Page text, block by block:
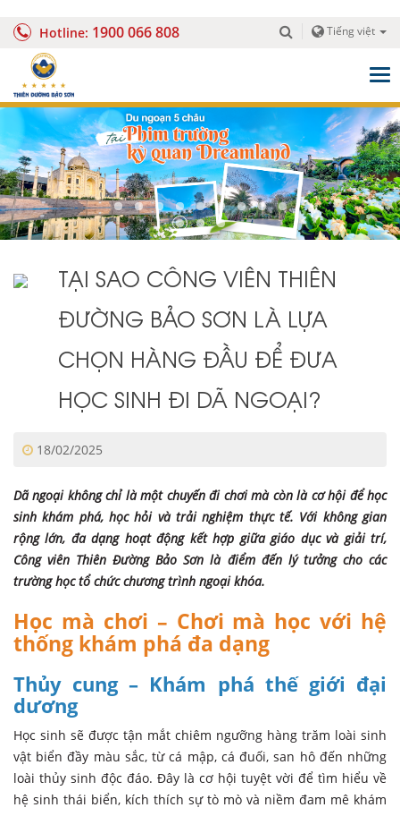
Hotline: 1900 066 808 Tiếng việt
TẠI SAO CÔNG VIÊN THIÊN
ĐƯỜNG BẢO SƠN LÀ LỰA
CHỌN HÀNG ĐẦU ĐỂ ĐƯA
HỌC SINH ĐI DÃ NGOẠI?
18/02/2025
Dã ngoại không chỉ là một chuyến đi chơi mà còn là cơ hội để học
sinh khám phá, học hỏi và trải nghiệm thực tế. Với không gian
rộng lớn, đa dạng hoạt động kết hợp giữa giáo dục và giải trí,
Công viên Thiên Đường Bảo Sơn là điểm đến lý tưởng cho các
trường học tổ chức chương trình ngoại khóa.
Học mà chơi – Chơi mà học với hệ
thống khám phá đa dạng
Thủy cung – Khám phá thế giới đại
dương
Học sinh sẽ được tận mắt chiêm ngưỡng hàng trăm loài sinh
vật biển đầy màu sắc, từ cá mập, cá đuối, san hô đến những
loài thủy sinh độc đáo. Đây là cơ hội tuyệt vời để tìm hiểu về
hệ sinh thái biển, kích thích sự tò mò và niềm đam mê khám